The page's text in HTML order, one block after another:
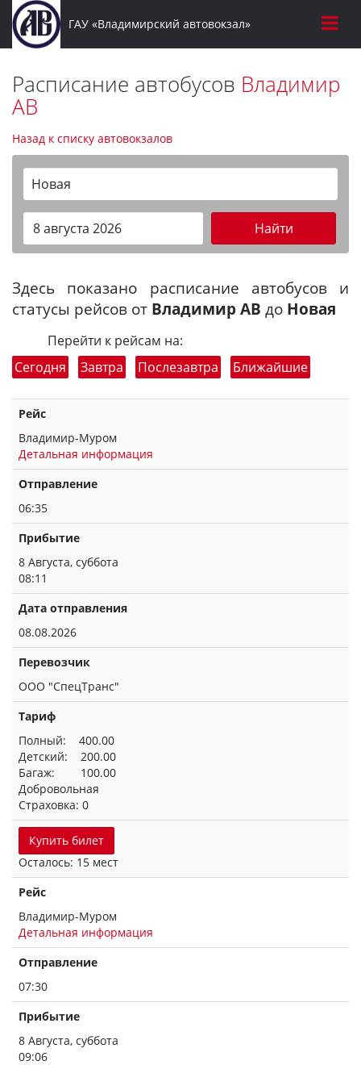
ГАУ «Владимирский автовокзал»
Расписание автобусов Владимир
АВ
Назад к списку автовокзалов
Новая
Найти
Здесь показано расписание автобусов и
статусы рейсов от Владимир АВ до Новая
Перейти к рейсам на:
Сегодня
Завтра Послезавтра Ближайшие
Рейс
Владимир-Муром
Детальная информация
Отправление
06:35
Прибытие
8 Августа, суббота
08:11
Дата отправления
08.08.2026
Перевозчик
ООО "СпецТранс"
Тариф
Полный: 400.00
Детский: 200.00
Багаж: 100.00
Добровольная
Страховка: 0
Купить билет
Осталось: 15 мест
Рейс
Владимир-Муром
Детальная информация
Отправление
07:30
Прибытие
8 Августа, суббота
09:06